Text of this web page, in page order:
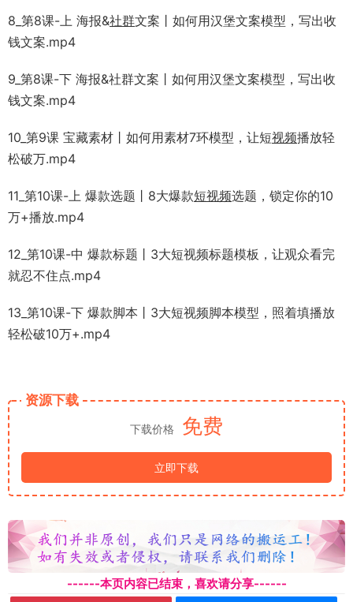
8_第8课-上 海报&社群文案丨如何用汉堡文案模型，写出收
钱文案.mp4
9_第8课-下 海报&社群文案丨如何用汉堡文案模型，写出收
钱文案.mp4
10_第9课 宝藏素材丨如何用素材7环模型，让短视频播放轻
松破万.mp4
11_第10课-上 爆款选题丨8大爆款短视频选题，锁定你的10
万+播放.mp4
12_第10课-中 爆款标题丨3大短视频标题模板，让观众看完
就忍不住点.mp4
13_第10课-下 爆款脚本丨3大短视频脚本模型，照着填播放
轻松破10万+.mp4
资源下载
下载价格 免费
立即下载
------本页内容已结束，喜欢请分享------